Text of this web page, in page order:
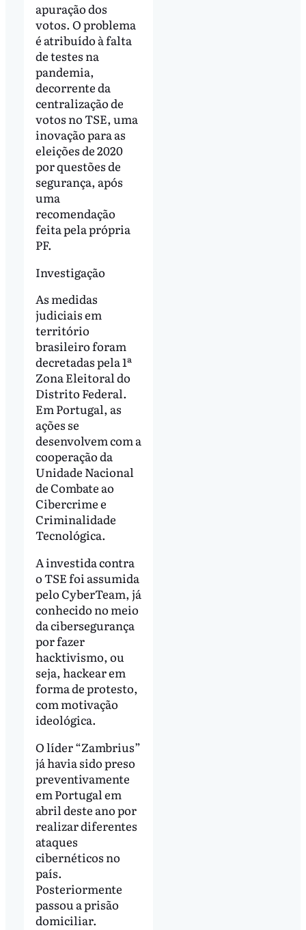
apuração dos
votos. O problema
é atribuído à falta
de testes na
pandemia,
decorrente da
centralização de
votos no TSE, uma
inovação para as
eleições de 2020
por questões de
segurança, após
uma
recomendação
feita pela própria
PF.
Investigação
As medidas
judiciais em
território
brasileiro foram
decretadas pela 1ª
Zona Eleitoral do
Distrito Federal.
Em Portugal, as
ações se
desenvolvem com a
cooperação da
Unidade Nacional
de Combate ao
Cibercrime e
Criminalidade
Tecnológica.
A investida contra
o TSE foi assumida
pelo CyberTeam, já
conhecido no meio
da cibersegurança
por fazer
hacktivismo, ou
seja, hackear em
forma de protesto,
com motivação
ideológica.
O líder “Zambrius”
já havia sido preso
preventivamente
em Portugal em
abril deste ano por
realizar diferentes
ataques
cibernéticos no
país.
Posteriormente
passou a prisão
domiciliar.